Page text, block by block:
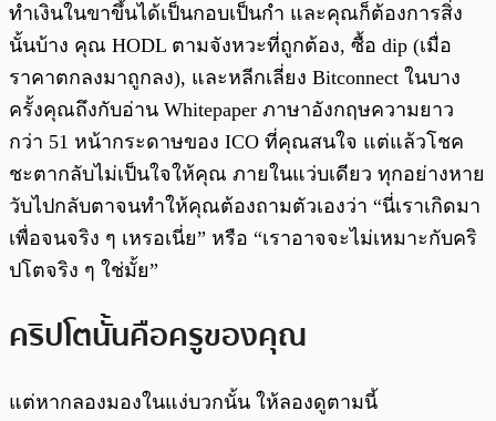
ทำเงินในขาขึ้นได้เป็นกอบเป็นกำ และคุณก็ต้องการสิ่ง
นั้นบ้าง คุณ HODL ตามจังหวะที่ถูกต้อง, ซื้อ dip (เมื่อ
ราคาตกลงมาถูกลง), และหลีกเลี่ยง Bitconnect ในบาง
ครั้งคุณถึงกับอ่าน Whitepaper ภาษาอังกฤษความยาว
กว่า 51 หน้ากระดาษของ ICO ที่คุณสนใจ แต่แล้วโชค
ชะตากลับไม่เป็นใจให้คุณ ภายในแว่บเดียว ทุกอย่างหาย
วับไปกลับตาจนทำให้คุณต้องถามตัวเองว่า “นี่เราเกิดมา
เพื่อจนจริง ๆ เหรอเนี่ย” หรือ “เราอาจจะไม่เหมาะกับคริ
ปโตจริง ๆ ใช่มั้ย”
คริปโตนั้นคือครูของคุณ
แต่หากลองมองในแง่บวกนั้น ให้ลองดูตามนี้